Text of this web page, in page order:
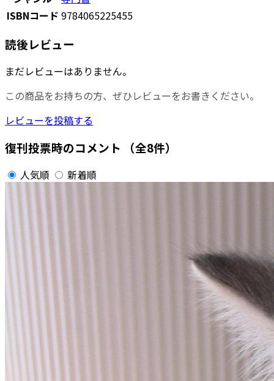
ISBNコード 9784065225455
読後レビュー
まだレビューはありません。
この商品をお持ちの方、ぜひレビューをお書きください。
レビューを投稿する
復刊投票時のコメント （全8件）
人気順 新着順